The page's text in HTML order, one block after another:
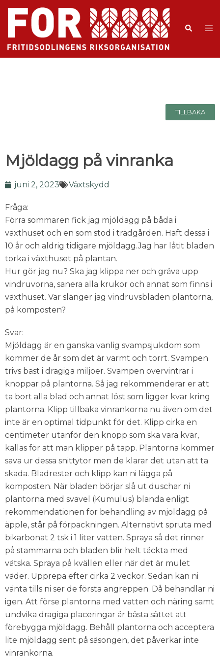
TILLBAKA
Mjöldagg på vinranka
juni 2, 2023 Växtskydd
Fråga:
Förra sommaren fick jag mjöldagg på båda i
växthuset och en som stod i trädgården. Haft dessa i
10 år och aldrig tidigare mjöldagg.Jag har låtit bladen
torka i växthuset på plantan.
Hur gör jag nu? Ska jag klippa ner och gräva upp
vindruvorna, sanera alla krukor och annat som finns i
växthuset. Var slänger jag vindruvsbladen plantorna,
på komposten?
Svar:
Mjöldagg är en ganska vanlig svampsjukdom som
kommer de år som det är varmt och torrt. Svampen
trivs bäst i dragiga miljöer. Svampen övervintrar i
knoppar på plantorna. Så jag rekommenderar er att
ta bort alla blad och annat löst som ligger kvar kring
plantorna. Klipp tillbaka vinrankorna nu även om det
inte är en optimal tidpunkt för det. Klipp cirka en
centimeter utanför den knopp som ska vara kvar,
kallas för att man klipper på tapp. Plantorna kommer
sava ur dessa snittytor men de klarar det utan att ta
skada. Bladrester och klipp kan ni lägga på
komposten. När bladen börjar slå ut duschar ni
plantorna med svavel (Kumulus) blanda enligt
rekommendationen för behandling av mjöldagg på
äpple, står på förpackningen. Alternativt spruta med
bikarbonat 2 tsk i 1 liter vatten. Spraya så det rinner
på stammarna och bladen blir helt täckta med
vätska. Spraya på kvällen eller när det är mulet
väder. Upprepa efter cirka 2 veckor. Sedan kan ni
vänta tills ni ser de första angreppen. Då behandlar ni
igen. Att förse plantorna med vatten och näring samt
undvika dragiga placeringar är bästa sättet att
förebygga mjöldagg. Behåll plantorna och acceptera
lite mjöldagg sent på säsongen, det påverkar inte
vinrankorna.